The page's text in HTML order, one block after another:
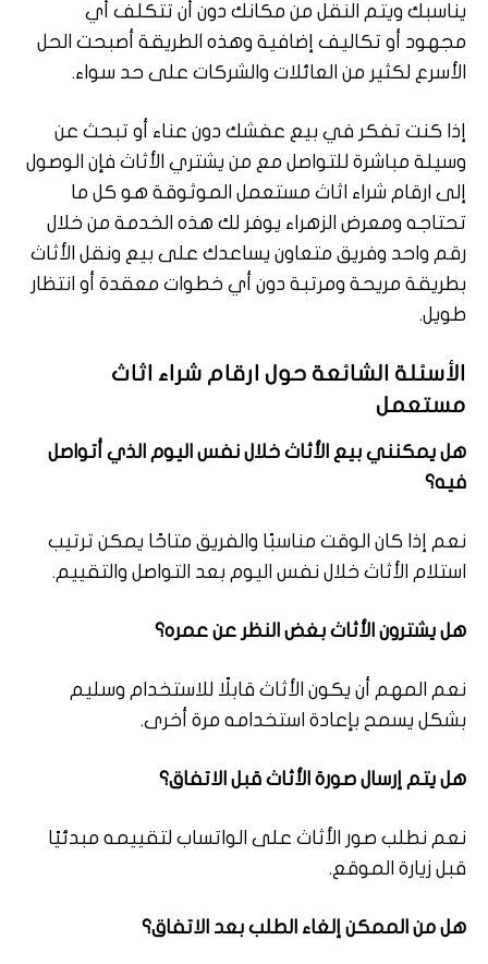
يناسبك ويتم النقل من مكانك دون أن تتكلف أي
مجهود أو تكاليف إضافية وهذه الطريقة أصبحت الحل
الأسرع لكثير من العائلات والشركات على حد سواء.
إذا كنت تفكر في بيع عفشك دون عناء أو تبحث عن
وسيلة مباشرة للتواصل مع من يشتري الأثاث فإن الوصول
إلى ارقام شراء اثاث مستعمل الموثوقة هو كل ما
تحتاجه ومعرض الزهراء يوفر لك هذه الخدمة من خلال
رقم واحد وفريق متعاون يساعدك على بيع ونقل الأثاث
بطريقة مريحة ومرتبة دون أي خطوات معقدة أو انتظار
طويل.
الأسئلة الشائعة حول ارقام شراء اثاث
مستعمل
هل يمكنني بيع الأثاث خلال نفس اليوم الذي أتواصل
فيه؟
نعم إذا كان الوقت مناسبًا والفريق متاحًا يمكن ترتيب
استلام الأثاث خلال نفس اليوم بعد التواصل والتقييم.
هل يشترون الأثاث بغض النظر عن عمره؟
نعم المهم أن يكون الأثاث قابلًا للاستخدام وسليم
بشكل يسمح بإعادة استخدامه مرة أخرى.
هل يتم إرسال صورة الأثاث قبل الاتفاق؟
نعم نطلب صور الأثاث على الواتساب لتقييمه مبدئيًا
قبل زيارة الموقع.
هل من الممكن إلغاء الطلب بعد الاتفاق؟